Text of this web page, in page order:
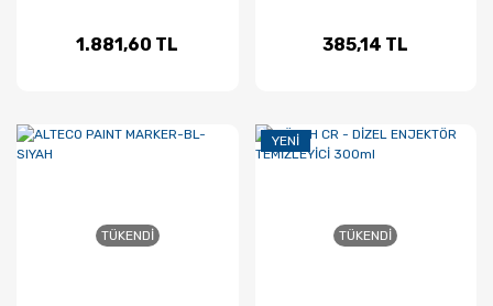
1.881,60 TL 385,14 TL
TÜKENDI
YENI
TÜKENDI